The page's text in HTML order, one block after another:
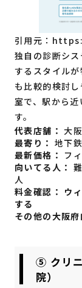
引用元：
独自の診断シ
するスタイル
も比較的検討
室で、駅から
す。
代表店舗： 大
最寄り： 地下
最新価格： フ
向いてる人：
人
料金確認： ウ
する
その他の大阪府
⑤ クリ
院）